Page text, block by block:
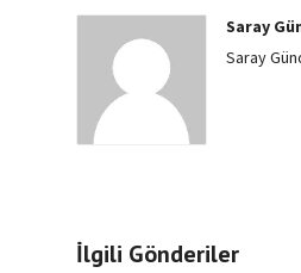
Saray
Saray
İlgili Gönderiler